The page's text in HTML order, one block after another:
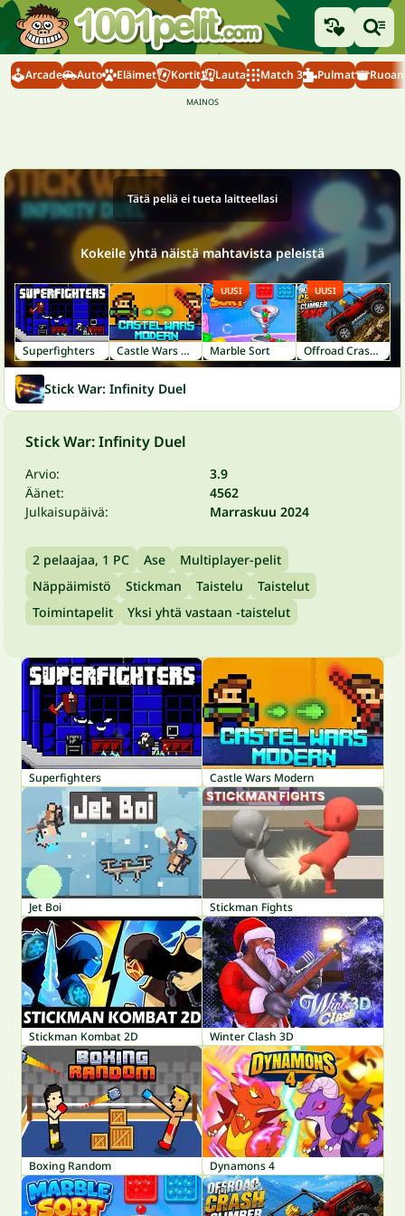
Arcade Auto Eläimet Kortit Lauta Match 3 Pulmat
Tätä peliä ei tueta laitteellasi
Kokeile yhtä näistä mahtavista peleistä
Superfighters Castle Wars Modern Marble Sort
UUSI
Offroad Crash Climber 4X4
UUSI
Stick War: Infinity Duel
Stick War: Infinity Duel
Arvio:
3.9
Äänet:
4562
Julkaisupäivä:
Marraskuu 2024
2 pelaajaa, 1 PC Ase
Multiplayer-pelit
Näppäimistö
Stickman Taistelu
Taistelut
Toimintapelit
Yksi yhtä vastaan -taistelut
Superfighters Castle Wars Modern
Jet Boi Stickman Fights
Stickman Kombat 2D Winter Clash 3D
Boxing Random Dynamons 4